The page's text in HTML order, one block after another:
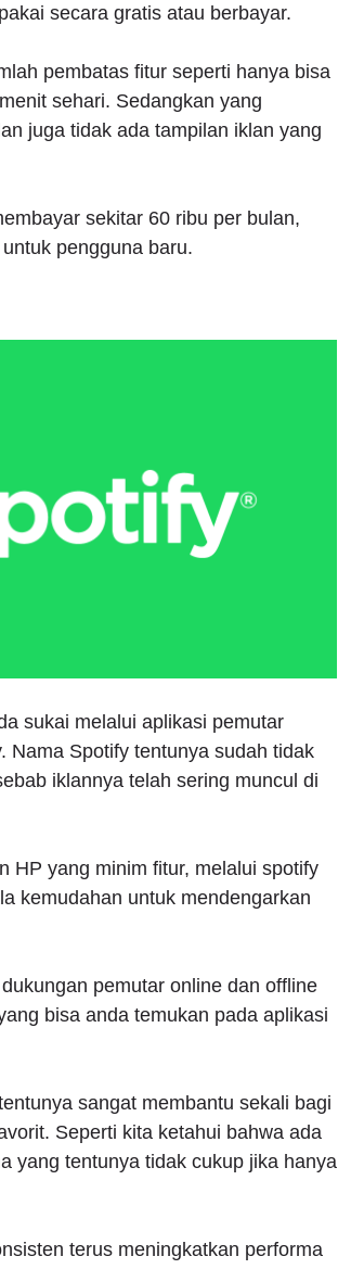
secara gratis atau berbayar.
pembatas fitur seperti hanya bisa
sehari. Sedangkan yang
juga tidak ada tampilan iklan yang
sekitar 60 ribu per bulan,
pengguna baru.
sukai melalui aplikasi pemutar
Nama Spotify tentunya sudah tidak
iklannya telah sering muncul di
HP yang minim fitur, melalui spotify
kemudahan untuk mendengarkan
pemutar online dan offline
bisa anda temukan pada aplikasi
sangat membantu sekali bagi
Seperti kita ketahui bahwa ada
yang tentunya tidak cukup jika hanya
terus meningkatkan performa